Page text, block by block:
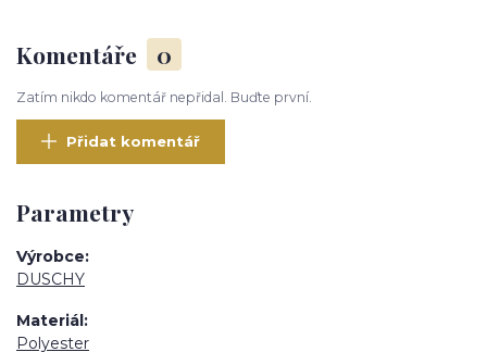
Komentáře 0
Zatím nikdo komentář nepřidal. Buďte první.
Přidat komentář
Parametry
Výrobce
DUSCHY
Materiál
Polyester